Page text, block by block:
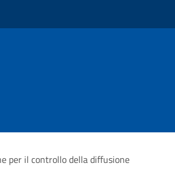
per il controllo della diffusione